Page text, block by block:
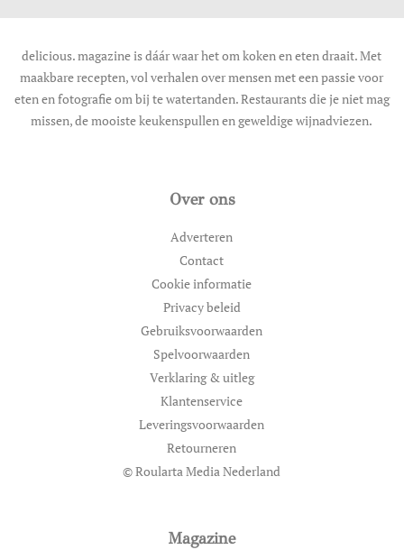
delicious. magazine is dáár waar het om koken en eten draait. Met
maakbare recepten, vol verhalen over mensen met een passie voor
eten en fotografie om bij te watertanden. Restaurants die je niet mag
missen, de mooiste keukenspullen en geweldige wijnadviezen.
Over ons
Adverteren
Contact
Cookie informatie
Privacy beleid
Gebruiksvoorwaarden
Spelvoorwaarden
Verklaring & uitleg
Klantenservice
Leveringsvoorwaarden
Retourneren
© Roularta Media Nederland
Magazine